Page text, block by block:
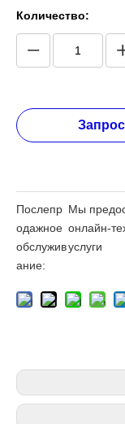
Количество:
Послепр
одажное
обслужив
ание:
Мы
онлайн-
услуги